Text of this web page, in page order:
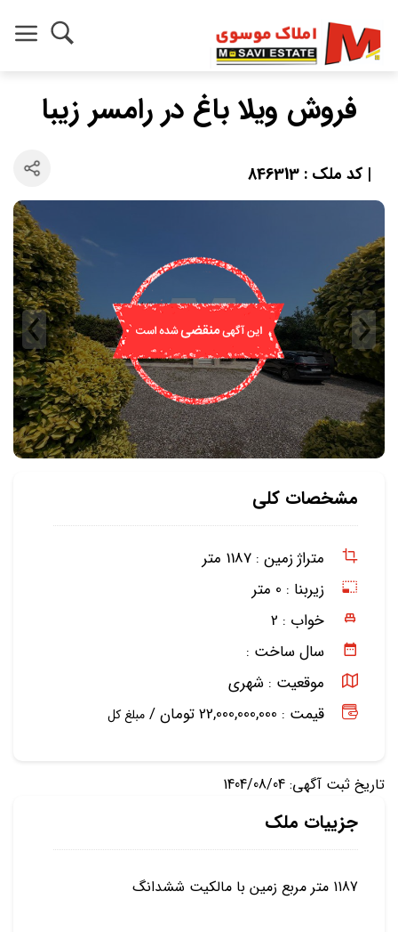
فروش ویلا باغ در رامسر زیبا
| کد ملک : 846313
مشخصات کلی
متراژ زمین : 1187 متر
زیربنا : 0 متر
خواب : 2
سال ساخت :
موقعیت : شهری
قیمت : 22,000,000,000 تومان /
مبلغ کل
تاریخ ثبت آگهی: 1404/08/04
جزییات ملک
1187 متر مربع زمین با مالکیت ششدانگ